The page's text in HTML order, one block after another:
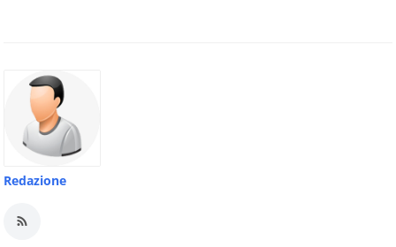
Redazione